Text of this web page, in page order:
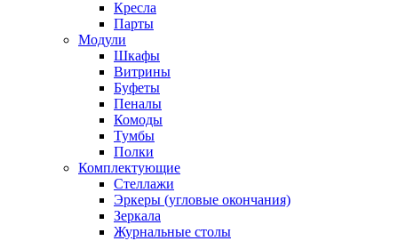
Кресла
Парты
Модули
Шкафы
Витрины
Буфеты
Пеналы
Комоды
Тумбы
Полки
Комплектующие
Стеллажи
Эркеры (угловые окончания)
Зеркала
Журнальные столы